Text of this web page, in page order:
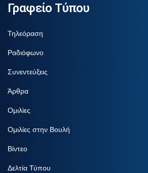
Γραφείο Τύπου
Τηλεόραση
Ραδιόφωνο
Συνεντεύξεις
Άρθρα
Ομιλίες
Ομιλίες στην Βουλή
Βίντεο
Δελτία Τύπου